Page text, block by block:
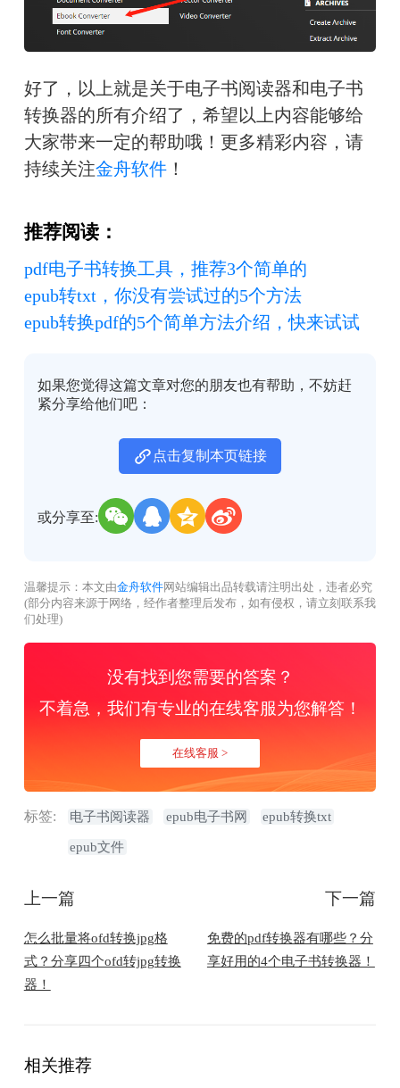
好了，以上就是关于电子书阅读器和电子书
转换器的所有介绍了，希望以上内容能够给
大家带来一定的帮助哦！更多精彩内容，请
持续关注金舟软件！
推荐阅读：
pdf电子书转换工具，推荐3个简单的
epub转txt，你没有尝试过的5个方法
epub转换pdf的5个简单方法介绍，快来试试
如果您觉得这篇文章对您的朋友也有帮助，不妨赶
紧分享给他们吧：
点击复制本页链接
或分享至:
温馨提示：本文由金舟软件网站编辑出品转载请注明出处，违者必究
(部分内容来源于网络，经作者整理后发布，如有侵权，请立刻联系我
们处理)
没有找到您需要的答案？
不着急，我们有专业的在线客服为您解答！
在线客服 >
标签: 电子书阅读器 epub电子书网 epub转换txt
epub文件
上一篇
怎么批量将ofd转换jpg格
式？分享四个ofd转jpg转换
器！
下一篇
免费的pdf转换器有哪些？分
享好用的4个电子书转换器！
相关推荐